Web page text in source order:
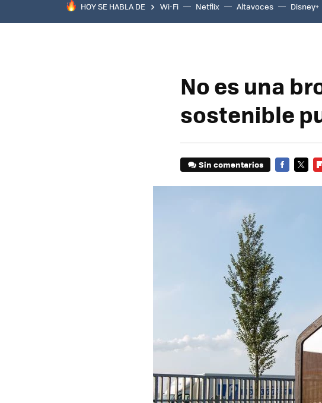
HOY SE HABLA DE Wi-Fi Netflix Altavoces Disney+
No es una
sostenible
Sin comentarios